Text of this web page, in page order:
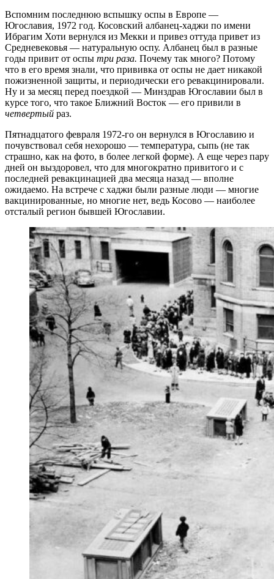
Вспомним последнюю вспышку оспы в Европе —
Югославия, 1972 год. Косовский албанец-хаджи по имени
Ибрагим Хоти вернулся из Мекки и привез оттуда привет из
Средневековья — натуральную оспу. Албанец был в разные
годы привит от оспы три раза. Почему так много? Потому
что в его время знали, что прививка от оспы не дает никакой
пожизненной защиты, и периодически его ревакцинировали.
Ну и за месяц перед поездкой — Минздрав Югославии был в
курсе того, что такое Ближний Восток — его привили в
четвертый раз.
Пятнадцатого февраля 1972-го он вернулся в Югославию и
почувствовал себя нехорошо — температура, сыпь (не так
страшно, как на фото, в более легкой форме). А еще через пару
дней он выздоровел, что для многократно привитого и с
последней ревакцинацией два месяца назад — вполне
ожидаемо. На встрече с хаджи были разные люди — многие
вакцинированные, но многие нет, ведь Косово — наиболее
отсталый регион бывшей Югославии.